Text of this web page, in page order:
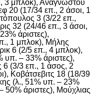
3 μπλοκ), Αναγνώστου
20 (17/34 επ., 2 άσοι, 1
3 (3/22 επ.,
32 (24/46 επ., 3 άσοι,
άριστες),
1 μπλοκ), Μήλης
6 (2/5 επ., 4 μπλοκ),
υπ. – 33% άριστες),
6 (3/3 επ., 1 άσος, 2
Κοβάτσεβιτς 18 (18/39
(λ., 51% υπ. – 23%
50% άριστες), Μούχλιας